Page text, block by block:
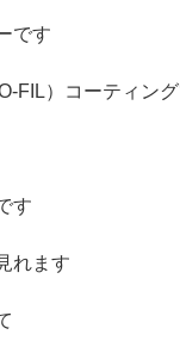
です
FIL）コーティング
す
れます